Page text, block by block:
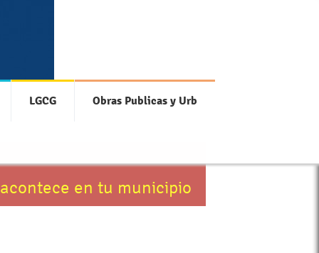
LGCG Obras Publicas y Urb
en tu municipio